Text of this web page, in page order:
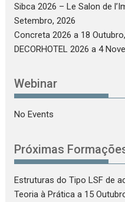
Sibca 2026 – Le Salon de
Setembro, 2026
Concreta 2026 a 18
DECORHOTEL 2026 a 4
Webinar
No Events
Próximas
Estruturas do Tipo LSF de
Teoria à Prática a 15